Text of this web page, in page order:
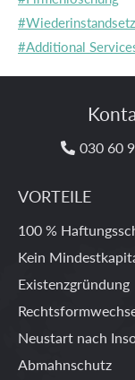
#Additional
 030 60
VORTEILE
100 %
Kein
Existenzgründung
Neustart nach
Abmahnschutz